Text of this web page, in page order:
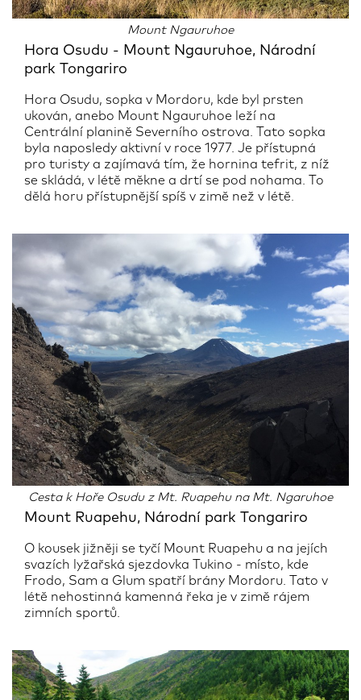
Mount Ngauruhoe
Hora Osudu - Mount Ngauruhoe, Národní
park Tongariro
Hora Osudu, sopka v Mordoru, kde byl prsten
ukován, anebo Mount Ngauruhoe leží na
Centrální planině Severního ostrova. Tato sopka
byla naposledy aktivní v roce 1977. Je přístupná
pro turisty a zajímavá tím, že hornina tefrit, z níž
se skládá, v létě měkne a drtí se pod nohama. To
dělá horu přístupnější spíš v zimě než v létě.
Cesta k Hoře Osudu z Mt. Ruapehu na Mt. Ngaruhoe
Mount Ruapehu, Národní park Tongariro
O kousek jižněji se tyčí Mount Ruapehu a na jejích
svazích lyžařská sjezdovka Tukino - místo, kde
Frodo, Sam a Glum spatří brány Mordoru. Tato v
létě nehostinná kamenná řeka je v zimě rájem
zimních sportů.